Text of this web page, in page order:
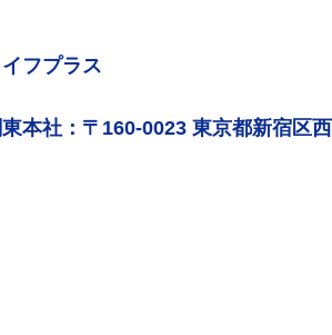
イフプラス
東本社：〒160-0023 東京都新宿区